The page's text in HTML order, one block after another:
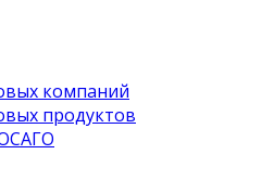
компаний
продуктов